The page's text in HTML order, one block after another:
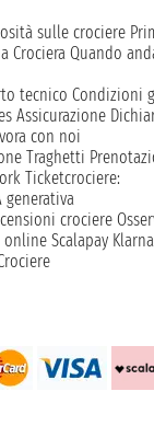
sulle crociere
Crociera Quando
tecnico Condizioni
Assicurazione
con noi
Traghetti
Ticketcrociere:
generativa
crociere
online Scalapay Klarna